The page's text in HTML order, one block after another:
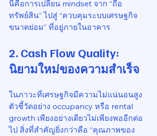
นี่คือการเปลี่ยน mindset จาก “ถือ
ทรัพย์สิน” ไปสู่ “ควบคุมระบบเศรษฐกิจ
ขนาดย่อม” ที่อยู่ภายในอาคาร
2. Cash Flow Quality:
นิยามใหม่ของความสำเร็จ
ในภาวะที่เศรษฐกิจมีความไม่แน่นอนสูง
ตัวชี้วัดอย่าง occupancy หรือ rental
growth เพียงอย่างเดียวไม่เพียงพออีกต่อ
ไป สิ่งที่สำคัญยิ่งกว่าคือ “คุณภาพของ